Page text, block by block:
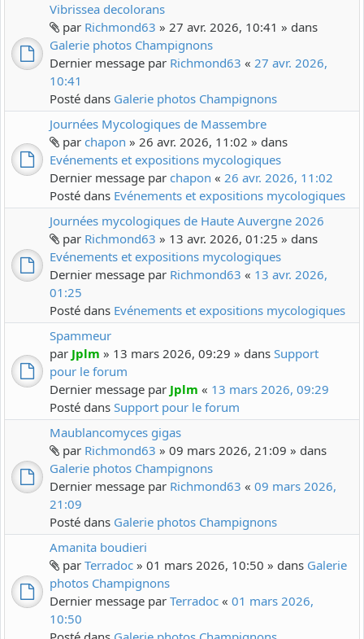
Vibrissea decolorans
par Richmond63 » 27 avr. 2026, 10:41 » dans
Galerie photos Champignons
Dernier message par Richmond63 « 27 avr. 2026,
10:41
Posté dans Galerie photos Champignons
Journées Mycologiques de Massembre
par chapon » 26 avr. 2026, 11:02 » dans
Evénements et expositions mycologiques
Dernier message par chapon « 26 avr. 2026, 11:02
Posté dans Evénements et expositions mycologiques
Journées mycologiques de Haute Auvergne 2026
par Richmond63 » 13 avr. 2026, 01:25 » dans
Evénements et expositions mycologiques
Dernier message par Richmond63 « 13 avr. 2026,
01:25
Posté dans Evénements et expositions mycologiques
Spammeur
par Jplm » 13 mars 2026, 09:29 » dans Support
pour le forum
Dernier message par Jplm « 13 mars 2026, 09:29
Posté dans Support pour le forum
Maublancomyces gigas
par Richmond63 » 09 mars 2026, 21:09 » dans
Galerie photos Champignons
Dernier message par Richmond63 « 09 mars 2026,
21:09
Posté dans Galerie photos Champignons
Amanita boudieri
par Terradoc » 01 mars 2026, 10:50 » dans Galerie
photos Champignons
Dernier message par Terradoc « 01 mars 2026,
10:50